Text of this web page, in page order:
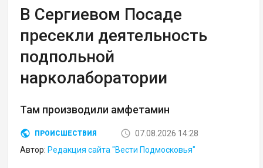
В Сергиевом Посаде
пресекли деятельность
подпольной
нарколаборатории
Там производили амфетамин
ПРОИСШЕСТВИЯ
07.08.2026 14:28
Автор: Редакция сайта "Вести Подмосковья"